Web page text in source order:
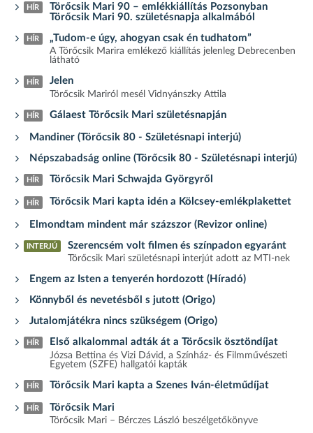
HÍR
Törőcsik Mari 90 – emlékkiállítás Pozsonyban
Törőcsik Mari 90. születésnapja alkalmából
HÍR „Tudom-e úgy, ahogyan csak én tudhatom”
A Törőcsik Marira emlékező kiállítás jelenleg Debrecenben
látható
HÍR Jelen
Törőcsik Mariról mesél Vidnyánszky Attila
HÍR Gálaest Törőcsik Mari születésnapján
Mandiner (Törőcsik 80 - Születésnapi interjú)
Népszabadság online (Törőcsik 80 - Születésnapi interjú)
HÍR Törőcsik Mari Schwajda Györgyről
HÍR Törőcsik Mari kapta idén a Kölcsey-emlékplakettet
Elmondtam mindent már százszor (Revizor online)
INTERJÚ Szerencsém volt filmen és színpadon egyaránt
Törőcsik Mari születésnapi interjút adott az MTI-nek
Engem az Isten a tenyerén hordozott (Híradó)
Könnyből és nevetésből s jutott (Origo)
Jutalomjátékra nincs szükségem (Origo)
HÍR Első alkalommal adták át a Törőcsik ösztöndíjat
Józsa Bettina és Vizi Dávid, a Színház- és Filmművészeti
Egyetem (SZFE) hallgatói kapták
HÍR Törőcsik Mari kapta a Szenes Iván-életműdíjat
HÍR Törőcsik Mari
Törőcsik Mari – Bérczes László beszélgetőkönyve